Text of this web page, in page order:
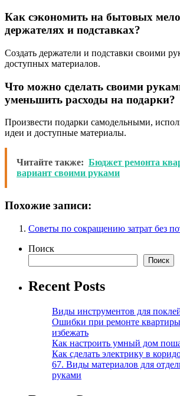
Как сэкономить на бытовых
держателях и подставках?
Создать держатели и подставки своими
доступных материалов.
Что можно сделать своими
уменьшить расходы на подарки?
Произвести подарки самодельными,
идеи и доступные материалы.
Читайте также: Бюджет ремонта
вариант своими руками
Похожие записи:
Советы по сокращению затрат без
Поиск
Поиск
Recent Posts
Виды инструментов для
Ошибки при ремонте
избежать
Как настроить умный дом
Как сделать электрику в
67. Виды материалов для
руками